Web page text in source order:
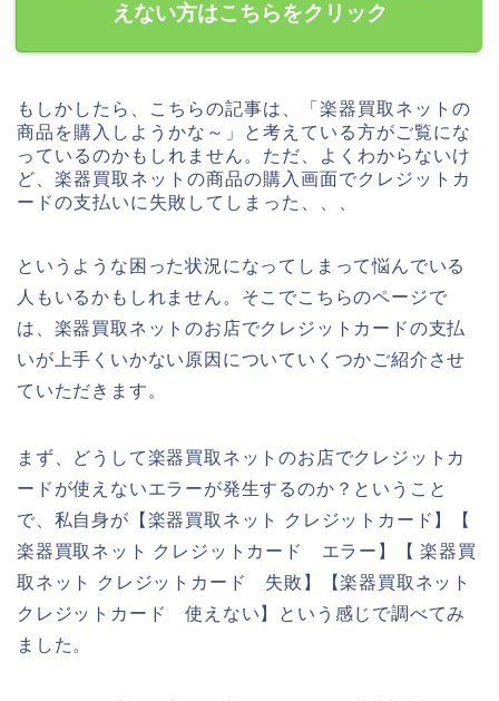
えない方はこちらをクリック
もしかしたら、こちらの記事は、「楽器買取ネットの
商品を購入しようかな～」と考えている方がご覧にな
っているのかもしれません。ただ、よくわからないけ
ど、楽器買取ネットの商品の購入画面でクレジットカ
ードの支払いに失敗してしまった、、、
というような困った状況になってしまって悩んでいる
人もいるかもしれません。そこでこちらのページで
は、楽器買取ネットのお店でクレジットカードの支払
いが上手くいかない原因についていくつかご紹介させ
ていただきます。
まず、どうして楽器買取ネットのお店でクレジットカ
ードが使えないエラーが発生するのか？ということ
で、私自身が【楽器買取ネット クレジットカード】【
楽器買取ネット クレジットカード エラー】【 楽器買
取ネット クレジットカード 失敗】【楽器買取ネット
クレジットカード 使えない】という感じで調べてみ
ました。